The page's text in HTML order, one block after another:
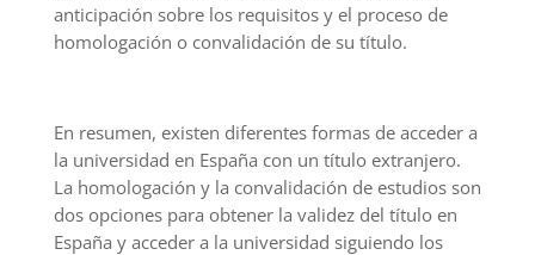
anticipación sobre los requisitos y el proceso de
homologación o convalidación de su título.
En resumen, existen diferentes formas de acceder a
la universidad en España con un título extranjero.
La homologación y la convalidación de estudios son
dos opciones para obtener la validez del título en
España y acceder a la universidad siguiendo los